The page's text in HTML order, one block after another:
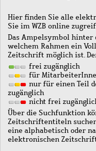
Hier finden Sie alle
Sie im WZB online
Das Ampelsymbol
welchem Rahmen ein
Zeitschrift möglich ist.
frei zugänglich
für
nur für einen Teil
zugänglich
nicht frei
Über die Suchfunktion
Zeitschriftentiteln
eine alphabetisch oder
elektronischen